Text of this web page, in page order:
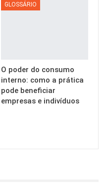
GLOSSÁRIO
O poder do consumo
interno: como a prática
pode beneficiar
empresas e indivíduos